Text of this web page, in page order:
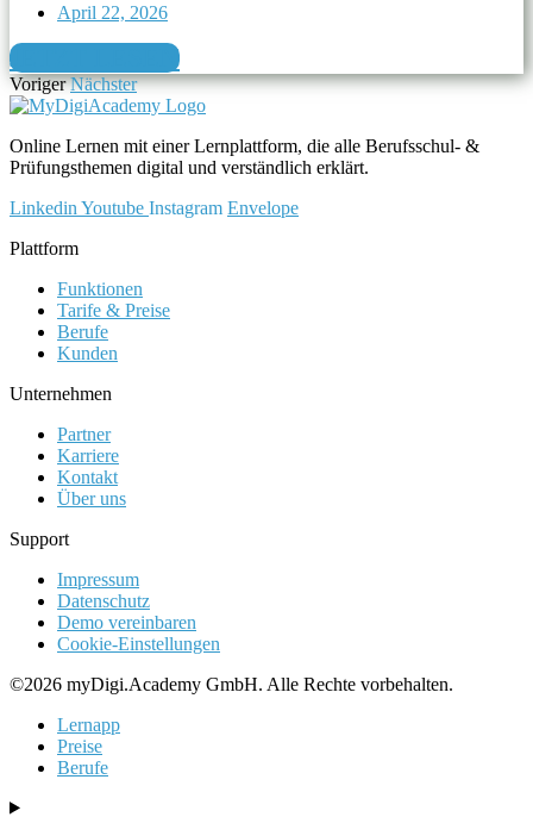
April 22, 2026
JETZT LESEN
Voriger Nächster
Online Lernen mit einer Lernplattform, die alle Berufsschul- &
Prüfungsthemen digital und verständlich erklärt.
Linkedin Youtube Instagram Envelope
Plattform
Funktionen
Tarife & Preise
Berufe
Kunden
Unternehmen
Partner
Karriere
Kontakt
Über uns
Support
Impressum
Datenschutz
Demo vereinbaren
Cookie-Einstellungen
©2026 myDigi.Academy GmbH. Alle Rechte vorbehalten.
Lernapp
Preise
Berufe